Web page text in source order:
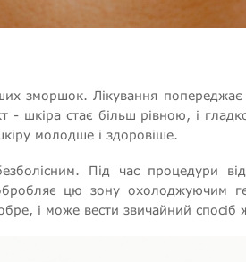
зморшок. Лікування
шкіра стає більш рівною, і
молодше і здоровіше.
Під час процедури
цю зону охолоджуючим
і може вести звичайний спосіб